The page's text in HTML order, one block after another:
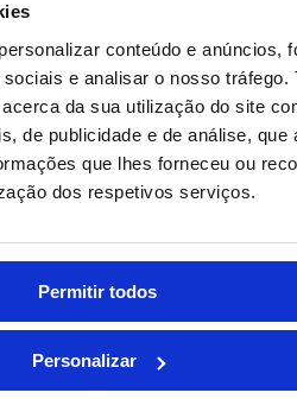
conteúdo e anúncios,
e analisar o nosso tráfego.
da sua utilização do site
de publicidade e de análise, que
que lhes forneceu ou
dos respetivos serviços.
Permitir todos
Personalizar
exclusivos
indicativo e sem impressão
a nossa página de
IVA à taxa em vigor